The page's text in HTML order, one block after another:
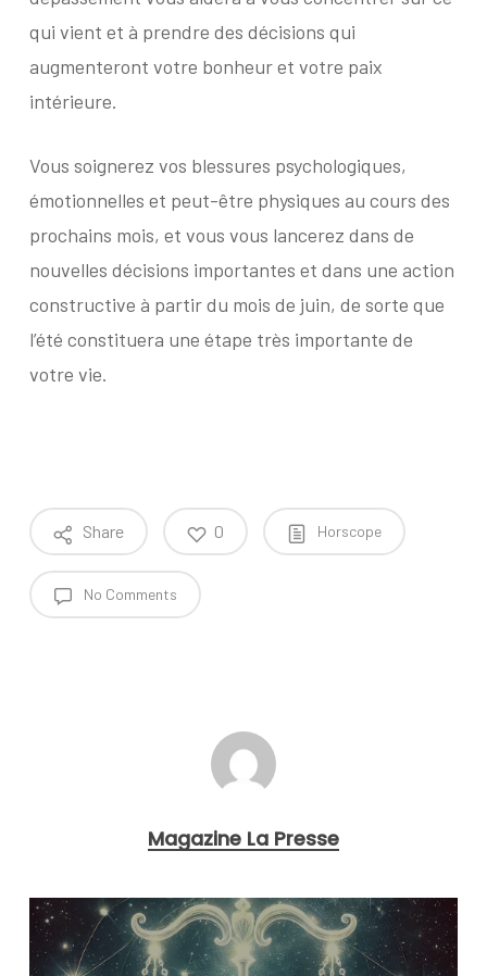
qui vient et à prendre des décisions qui
augmenteront votre bonheur et votre paix
intérieure.
Vous soignerez vos blessures psychologiques,
émotionnelles et peut-être physiques au cours des
prochains mois, et vous vous lancerez dans de
nouvelles décisions importantes et dans une action
constructive à partir du mois de juin, de sorte que
l’été constituera une étape très importante de
votre vie.
Share 0 Horscope
No Comments
Magazine La Presse